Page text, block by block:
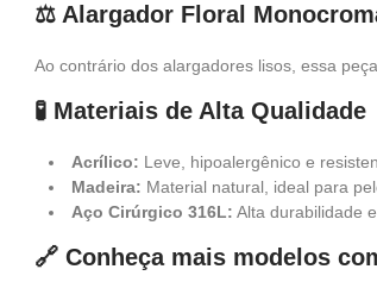
⚖️ Alargador Floral
Ao contrário dos alargadores lisos, essa
🧪 Materiais de Alta Qualidade
Acrílico: Leve, hipoalergênico e
Madeira: Material natural, ideal para
Aço Cirúrgico 316L: Alta durabilidade
🔗 Conheça mais modelos